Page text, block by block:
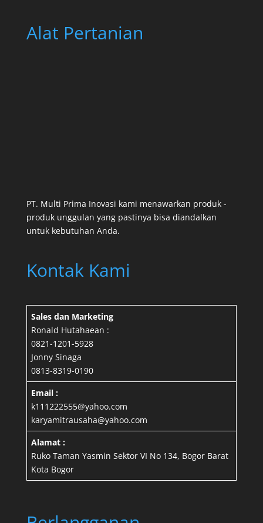
Alat Pertanian
PT. Multi Prima Inovasi kami menawarkan produk -
produk unggulan yang pastinya bisa diandalkan
untuk kebutuhan Anda.
Kontak Kami
Sales dan Marketing
Ronald Hutahaean :
0821-1201-5928
Jonny Sinaga
0813-8319-0190
Email :
k111222555@yahoo.com
karyamitrausaha@yahoo.com
Alamat :
Ruko Taman Yasmin Sektor VI No 134, Bogor Barat
Kota Bogor